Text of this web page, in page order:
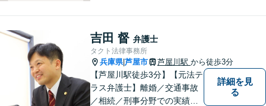
相談ください。適切な解決へ
の道をご提案し、共に並走い
たします。
吉田 督 弁護士
タクト法律事務所
兵庫県|芦屋市 芦屋川駅 から徒歩3分
【芦屋川駅徒歩3分】【元法テ
ラス弁護士】離婚／交通事故
／相続／刑事分野での実績多
詳細を見
る